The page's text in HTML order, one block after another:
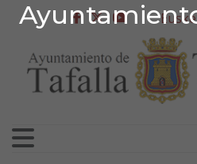
Ir al contenidofacebook
twitter
youtube